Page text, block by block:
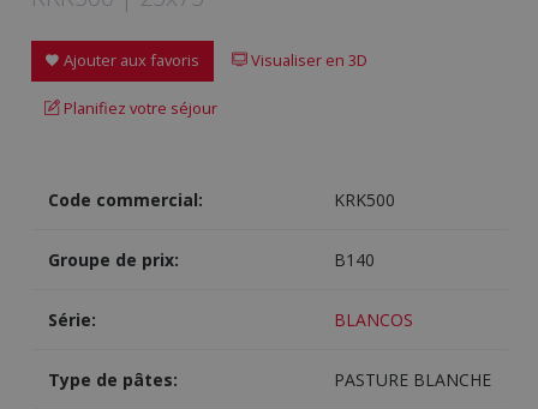
Ajouter aux favoris Visualiser en 3D
Planifiez votre séjour
Code commercial: KRK500
Groupe de prix: B140
Série: BLANCOS
Type de pâtes: PASTURE BLANCHE